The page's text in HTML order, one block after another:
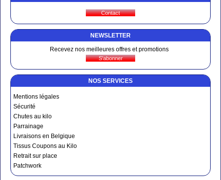
NEWSLETTER
Recevez nos meilleures offres et promotions
NOS SERVICES
Mentions légales
Sécurité
Chutes au kilo
Parrainage
Livraisons en Belgique
Tissus Coupons au Kilo
Retrait sur place
Patchwork